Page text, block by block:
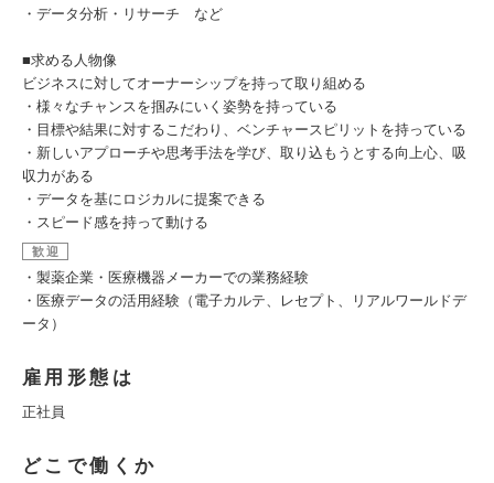
・データ分析・リサーチ など
■求める人物像
ビジネスに対してオーナーシップを持って取り組める
・様々なチャンスを掴みにいく姿勢を持っている
・目標や結果に対するこだわり、ベンチャースピリットを持っている
・新しいアプローチや思考手法を学び、取り込もうとする向上心、吸
収力がある
・データを基にロジカルに提案できる
・スピード感を持って動ける
歓迎
・製薬企業・医療機器メーカーでの業務経験
・医療データの活用経験（電子カルテ、レセプト、リアルワールドデ
ータ）
雇用形態は
正社員
どこで働くか